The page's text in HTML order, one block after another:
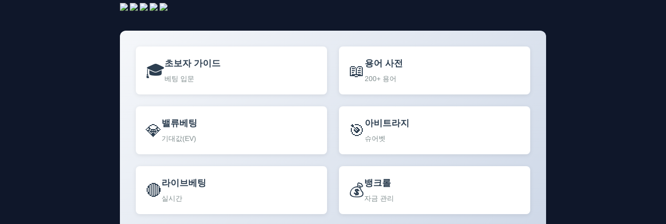
🎓초보자 가이드
베팅 입문 📖 용어 사전
200+ 용어
💎밸류베팅
기대값(EV) 🎯 아비트라지
슈어벳
🔴라이브베팅
실시간 💰뱅크롤
자금 관리